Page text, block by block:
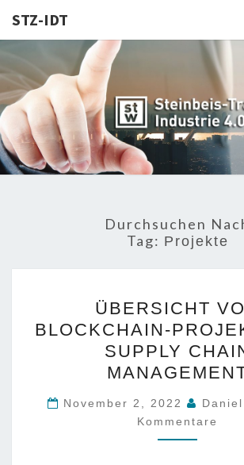
STZ-IDT
STZ-
IDT
Steinbeis-
für Industrie
Durchsuchen
Tag: Projekte
VON
IM
SUPPLY
CHAIN
ÜBERSICHT
BLOCKCHAIN-
SUPPLY
November 2, 2022
Kommentare